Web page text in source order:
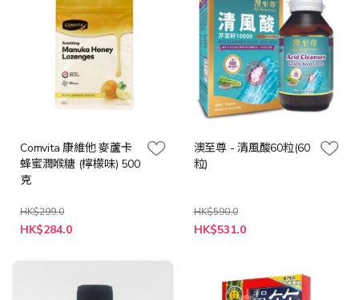
Comvita 康維他 麥蘆卡
蜂蜜潤喉糖 (檸檬味) 500
克
HK$299.0
特
殊
格
HK$284.0
澳至尊 - 清風酸60粒(60
粒)
HK$590.0
特
殊
HK$531.0